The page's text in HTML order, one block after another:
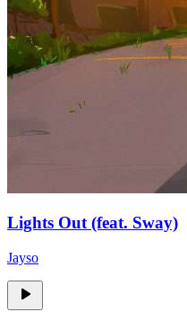
Lights Out (feat. Sway)
Jayso